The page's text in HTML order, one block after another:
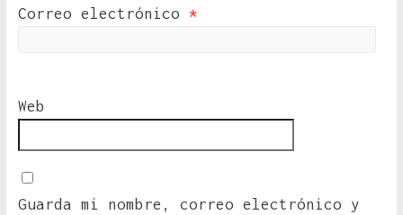
Correo electrónico *
Web
Guarda mi nombre, correo electrónico y